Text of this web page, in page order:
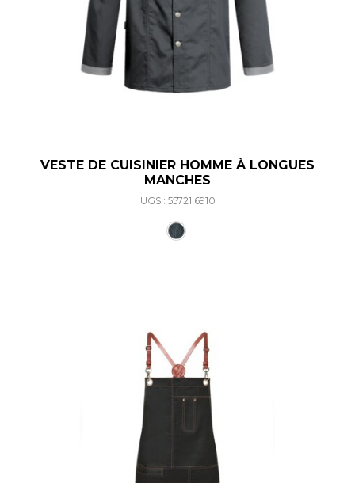
VESTE DE CUISINIER HOMME À LONGUES
MANCHES
UGS : 55721.6910